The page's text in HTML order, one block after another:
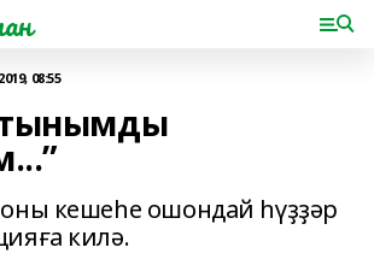
08:55
кешеһе ошондай һүҙҙәр
килә.